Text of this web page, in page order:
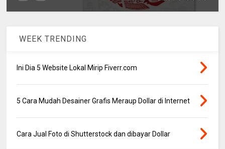
WEEK TRENDING
Ini Dia 5 Website Lokal Mirip Fiverr.com
5 Cara Mudah Desainer Grafis Meraup Dollar di Internet
Cara Jual Foto di Shutterstock dan dibayar Dollar